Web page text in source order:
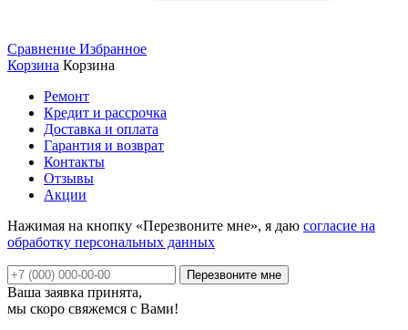
Сравнение Избранное
Корзина Корзина
Ремонт
Кредит и рассрочка
Доставка и оплата
Гарантия и возврат
Контакты
Отзывы
Акции
Нажимая на кнопку «Перезвоните мне», я даю согласие на
обработку персональных данных
Ваша заявка принята,
мы скоро свяжемся с Вами!